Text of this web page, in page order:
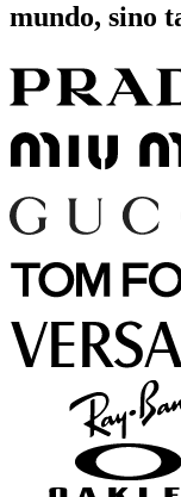
mundo, sino